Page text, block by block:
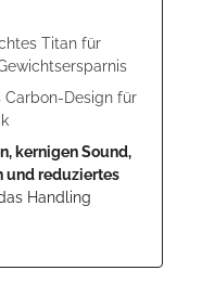
Titan für
Carbon-Design für
kernigen Sound,
und reduziertes
Handling